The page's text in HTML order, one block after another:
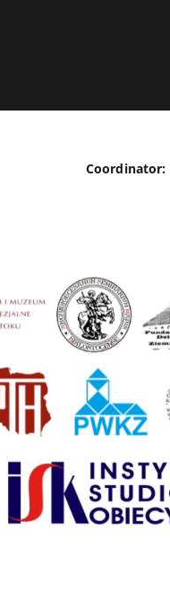
Coordinator: